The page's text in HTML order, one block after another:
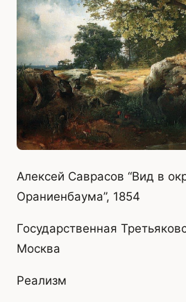
Алексей Саврасов “Вид в
Ораниенбаума”, 1854
Государственная
Москва
Реализм